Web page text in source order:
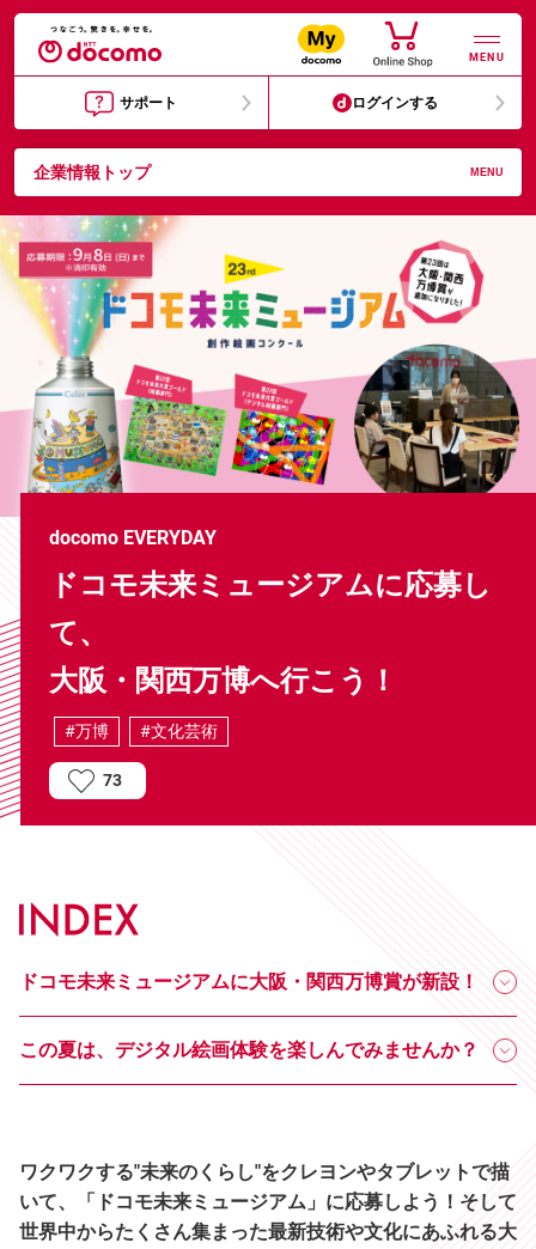
MENU
サポート ログインする
企業情報トップ MENU
docomo EVERYDAY
ドコモ未来ミュージアムに応募し
て、
大阪・関西万博へ行こう！
#万博 #文化芸術
73
ドコモ未来ミュージアムに大阪・関西万博賞が新設！
この夏は、デジタル絵画体験を楽しんでみませんか？
ワクワクする"未来のくらし"をクレヨンやタブレットで描
いて、「ドコモ未来ミュージアム」に応募しよう！そして
世界中からたくさん集まった最新技術や文化にあふれる大